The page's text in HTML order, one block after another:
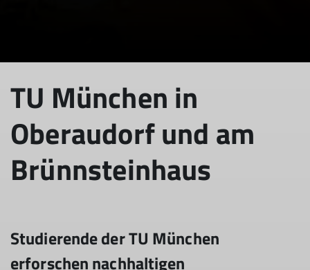
TU München in
Oberaudorf und am
Brünnsteinhaus
Studierende der TU München
erforschen nachhaltigen